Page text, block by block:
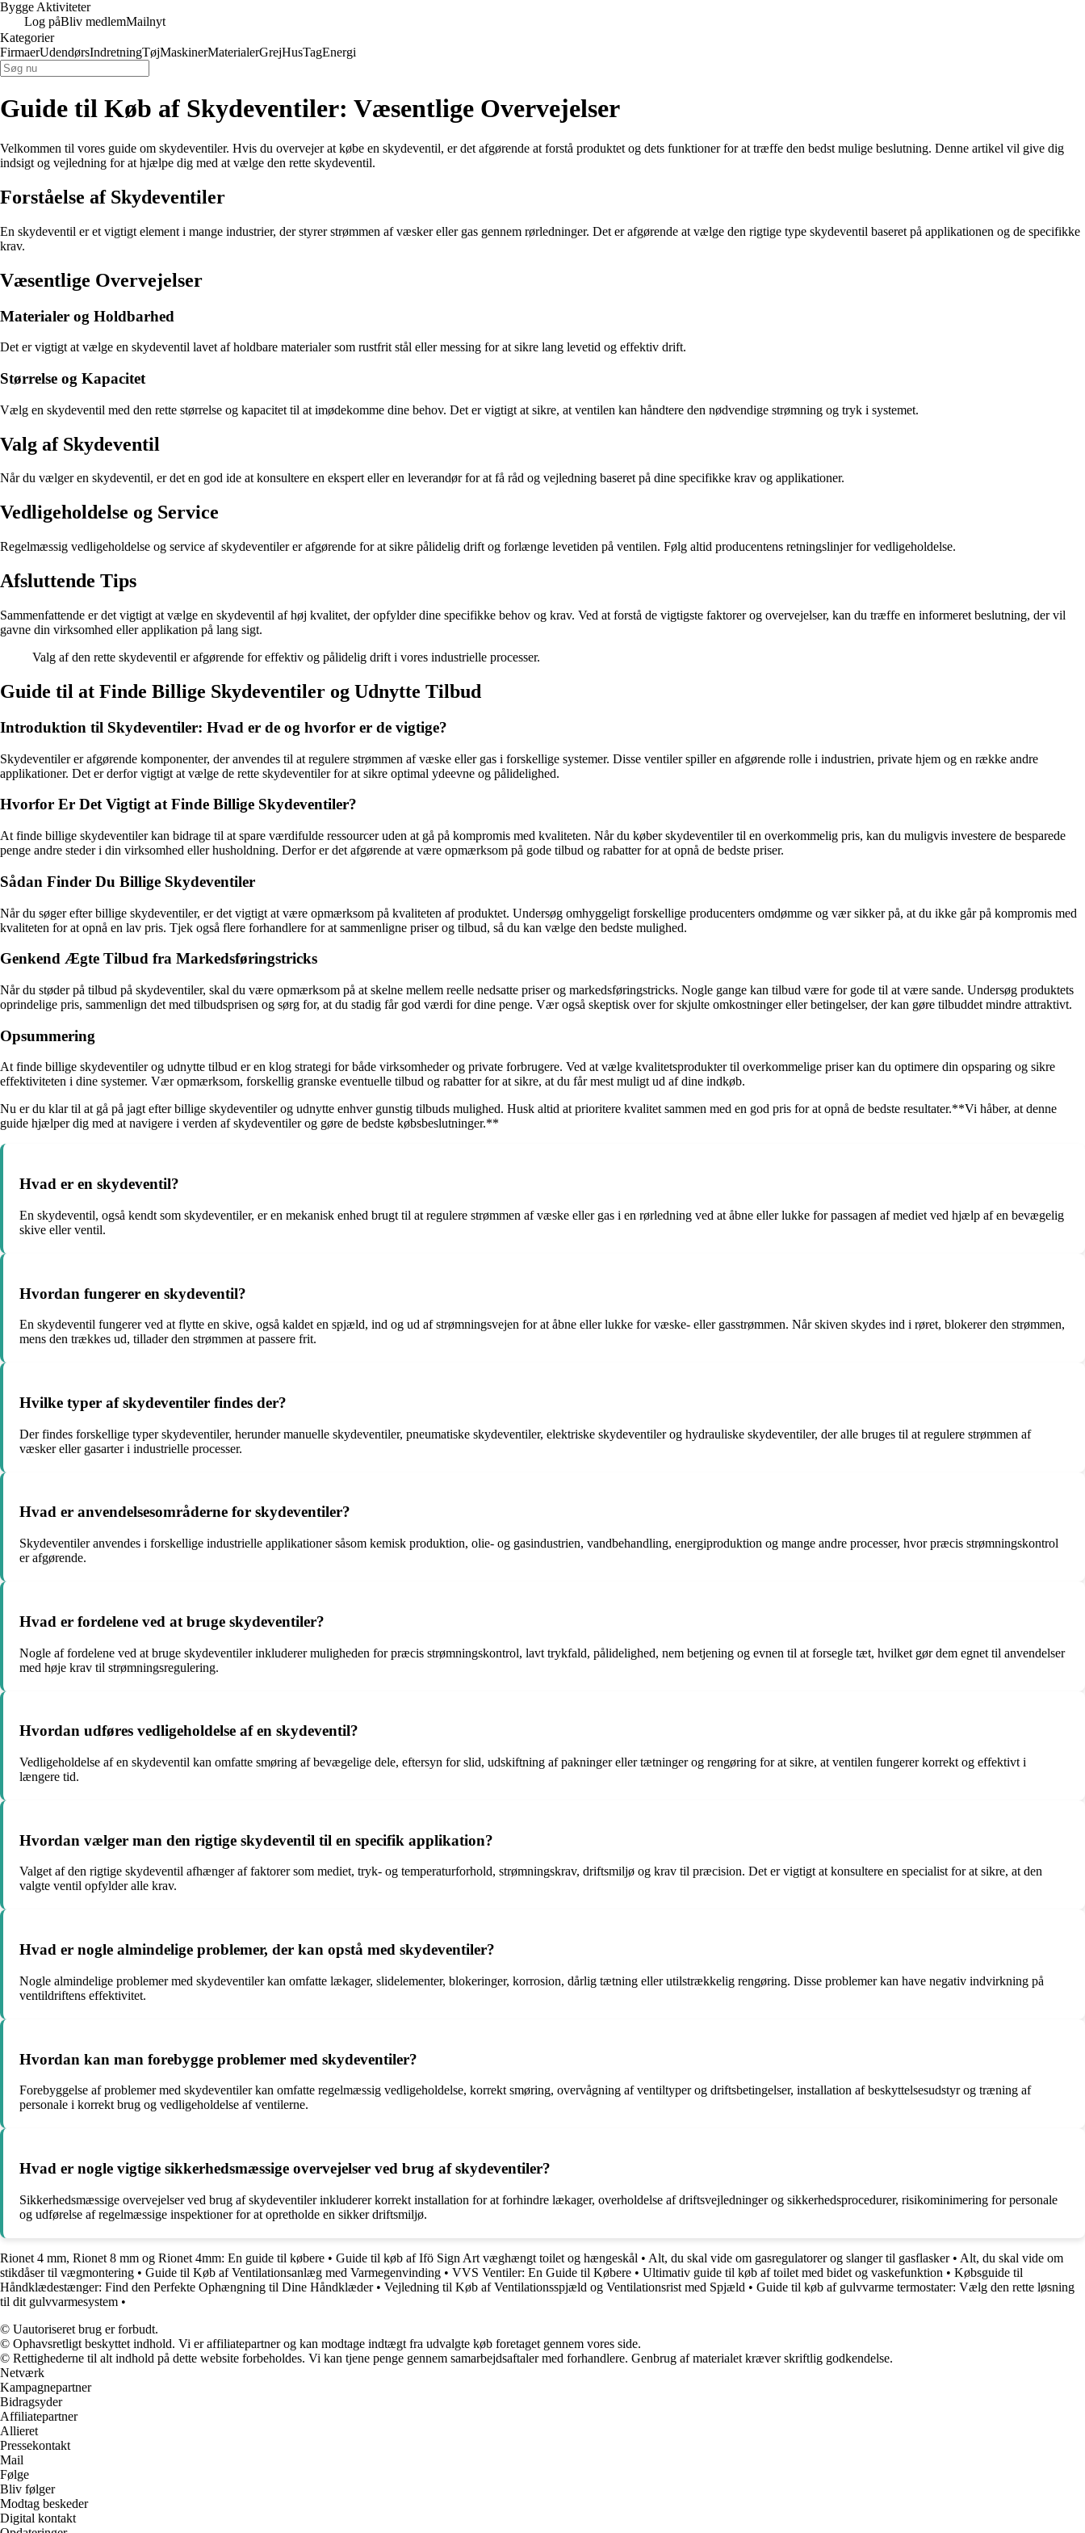
Bygge Aktiviteter
Log påBliv medlemMailnyt
Kategorier
FirmaerUdendørsIndretningTøjMaskinerMaterialerGrejHusTagEnergi
Guide til Køb af Skydeventiler: Væsentlige Overvejelser
Velkommen til vores guide om skydeventiler. Hvis du overvejer at købe en skydeventil, er det afgørende at forstå produktet og dets funktioner for at træffe den bedst mulige beslutning. Denne artikel vil give dig
indsigt og vejledning for at hjælpe dig med at vælge den rette skydeventil.
Forståelse af Skydeventiler
En skydeventil er et vigtigt element i mange industrier, der styrer strømmen af væsker eller gas gennem rørledninger. Det er afgørende at vælge den rigtige type skydeventil baseret på applikationen og de specifikke
krav.
Væsentlige Overvejelser
Materialer og Holdbarhed
Det er vigtigt at vælge en skydeventil lavet af holdbare materialer som rustfrit stål eller messing for at sikre lang levetid og effektiv drift.
Størrelse og Kapacitet
Vælg en skydeventil med den rette størrelse og kapacitet til at imødekomme dine behov. Det er vigtigt at sikre, at ventilen kan håndtere den nødvendige strømning og tryk i systemet.
Valg af Skydeventil
Når du vælger en skydeventil, er det en god ide at konsultere en ekspert eller en leverandør for at få råd og vejledning baseret på dine specifikke krav og applikationer.
Vedligeholdelse og Service
Regelmæssig vedligeholdelse og service af skydeventiler er afgørende for at sikre pålidelig drift og forlænge levetiden på ventilen. Følg altid producentens retningslinjer for vedligeholdelse.
Afsluttende Tips
Sammenfattende er det vigtigt at vælge en skydeventil af høj kvalitet, der opfylder dine specifikke behov og krav. Ved at forstå de vigtigste faktorer og overvejelser, kan du træffe en informeret beslutning, der vil
gavne din virksomhed eller applikation på lang sigt.
Valg af den rette skydeventil er afgørende for effektiv og pålidelig drift i vores industrielle processer.
Guide til at Finde Billige Skydeventiler og Udnytte Tilbud
Introduktion til Skydeventiler: Hvad er de og hvorfor er de vigtige?
Skydeventiler er afgørende komponenter, der anvendes til at regulere strømmen af væske eller gas i forskellige systemer. Disse ventiler spiller en afgørende rolle i industrien, private hjem og en række andre
applikationer. Det er derfor vigtigt at vælge de rette skydeventiler for at sikre optimal ydeevne og pålidelighed.
Hvorfor Er Det Vigtigt at Finde Billige Skydeventiler?
At finde billige skydeventiler kan bidrage til at spare værdifulde ressourcer uden at gå på kompromis med kvaliteten. Når du køber skydeventiler til en overkommelig pris, kan du muligvis investere de besparede
penge andre steder i din virksomhed eller husholdning. Derfor er det afgørende at være opmærksom på gode tilbud og rabatter for at opnå de bedste priser.
Sådan Finder Du Billige Skydeventiler
Når du søger efter billige skydeventiler, er det vigtigt at være opmærksom på kvaliteten af produktet. Undersøg omhyggeligt forskellige producenters omdømme og vær sikker på, at du ikke går på kompromis med
kvaliteten for at opnå en lav pris. Tjek også flere forhandlere for at sammenligne priser og tilbud, så du kan vælge den bedste mulighed.
Genkend Ægte Tilbud fra Markedsføringstricks
Når du støder på tilbud på skydeventiler, skal du være opmærksom på at skelne mellem reelle nedsatte priser og markedsføringstricks. Nogle gange kan tilbud være for gode til at være sande. Undersøg produktets
oprindelige pris, sammenlign det med tilbudsprisen og sørg for, at du stadig får god værdi for dine penge. Vær også skeptisk over for skjulte omkostninger eller betingelser, der kan gøre tilbuddet mindre attraktivt.
Opsummering
At finde billige skydeventiler og udnytte tilbud er en klog strategi for både virksomheder og private forbrugere. Ved at vælge kvalitetsprodukter til overkommelige priser kan du optimere din opsparing og sikre
effektiviteten i dine systemer. Vær opmærksom, forskellig granske eventuelle tilbud og rabatter for at sikre, at du får mest muligt ud af dine indkøb.
Nu er du klar til at gå på jagt efter billige skydeventiler og udnytte enhver gunstig tilbuds mulighed. Husk altid at prioritere kvalitet sammen med en god pris for at opnå de bedste resultater.**Vi håber, at denne
guide hjælper dig med at navigere i verden af skydeventiler og gøre de bedste købsbeslutninger.**
Hvad er en skydeventil?
En skydeventil, også kendt som skydeventiler, er en mekanisk enhed brugt til at regulere strømmen af væske eller gas i en rørledning ved at åbne eller lukke for passagen af mediet ved hjælp af en bevægelig
skive eller ventil.
Hvordan fungerer en skydeventil?
En skydeventil fungerer ved at flytte en skive, også kaldet en spjæld, ind og ud af strømningsvejen for at åbne eller lukke for væske- eller gasstrømmen. Når skiven skydes ind i røret, blokerer den strømmen,
mens den trækkes ud, tillader den strømmen at passere frit.
Hvilke typer af skydeventiler findes der?
Der findes forskellige typer skydeventiler, herunder manuelle skydeventiler, pneumatiske skydeventiler, elektriske skydeventiler og hydrauliske skydeventiler, der alle bruges til at regulere strømmen af
væsker eller gasarter i industrielle processer.
Hvad er anvendelsesområderne for skydeventiler?
Skydeventiler anvendes i forskellige industrielle applikationer såsom kemisk produktion, olie- og gasindustrien, vandbehandling, energiproduktion og mange andre processer, hvor præcis strømningskontrol
er afgørende.
Hvad er fordelene ved at bruge skydeventiler?
Nogle af fordelene ved at bruge skydeventiler inkluderer muligheden for præcis strømningskontrol, lavt trykfald, pålidelighed, nem betjening og evnen til at forsegle tæt, hvilket gør dem egnet til anvendelser
med høje krav til strømningsregulering.
Hvordan udføres vedligeholdelse af en skydeventil?
Vedligeholdelse af en skydeventil kan omfatte smøring af bevægelige dele, eftersyn for slid, udskiftning af pakninger eller tætninger og rengøring for at sikre, at ventilen fungerer korrekt og effektivt i
længere tid.
Hvordan vælger man den rigtige skydeventil til en specifik applikation?
Valget af den rigtige skydeventil afhænger af faktorer som mediet, tryk- og temperaturforhold, strømningskrav, driftsmiljø og krav til præcision. Det er vigtigt at konsultere en specialist for at sikre, at den
valgte ventil opfylder alle krav.
Hvad er nogle almindelige problemer, der kan opstå med skydeventiler?
Nogle almindelige problemer med skydeventiler kan omfatte lækager, slidelementer, blokeringer, korrosion, dårlig tætning eller utilstrækkelig rengøring. Disse problemer kan have negativ indvirkning på
ventildriftens effektivitet.
Hvordan kan man forebygge problemer med skydeventiler?
Forebyggelse af problemer med skydeventiler kan omfatte regelmæssig vedligeholdelse, korrekt smøring, overvågning af ventiltyper og driftsbetingelser, installation af beskyttelsesudstyr og træning af
personale i korrekt brug og vedligeholdelse af ventilerne.
Hvad er nogle vigtige sikkerhedsmæssige overvejelser ved brug af skydeventiler?
Sikkerhedsmæssige overvejelser ved brug af skydeventiler inkluderer korrekt installation for at forhindre lækager, overholdelse af driftsvejledninger og sikkerhedsprocedurer, risikominimering for personale
og udførelse af regelmæssige inspektioner for at opretholde en sikker driftsmiljø.
Rionet 4 mm, Rionet 8 mm og Rionet 4mm: En guide til købere • Guide til køb af Ifö Sign Art væghængt toilet og hængeskål • Alt, du skal vide om gasregulatorer og slanger til gasflasker• Alt, du skal vide om
stikdåser til vægmontering • Guide til Køb af Ventilationsanlæg med Varmegenvinding • VVS Ventiler: En Guide til Købere • Ultimativ guide til køb af toilet med bidet og vaskefunktion • Købsguide til
Håndklædestænger: Find den Perfekte Ophængning til Dine Håndklæder• Vejledning til Køb af Ventilationsspjæld og Ventilationsrist med Spjæld • Guide til køb af gulvvarme termostater: Vælg den rette løsning
til dit gulvvarmesystem •
© Uautoriseret brug er forbudt.
© Ophavsretligt beskyttet indhold. Vi er affiliatepartner og kan modtage indtægt fra udvalgte køb foretaget gennem vores side.
© Rettighederne til alt indhold på dette website forbeholdes. Vi kan tjene penge gennem samarbejdsaftaler med forhandlere. Genbrug af materialet kræver skriftlig godkendelse.
Netværk
Kampagnepartner
Bidragsyder
Affiliatepartner
Allieret
Pressekontakt
Mail
Følge
Bliv følger
Modtag beskeder
Digital kontakt